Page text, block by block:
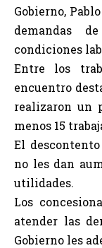
Gobierno,
demandas
condiciones
Entre los
encuentro
realizaron un
menos 15
El
no les dan
utilidades.
Los
atender las
Gobierno les